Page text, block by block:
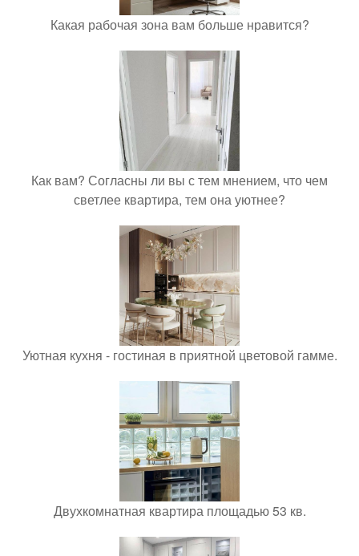
Какая рабочая зона вам больше нравится?
Как вам? Согласны ли вы с тем мнением, что чем
светлее квартира, тем она уютнее?
Уютная кухня - гостиная в приятной цветовой гамме.
Двухкомнатная квартира площадью 53 кв.